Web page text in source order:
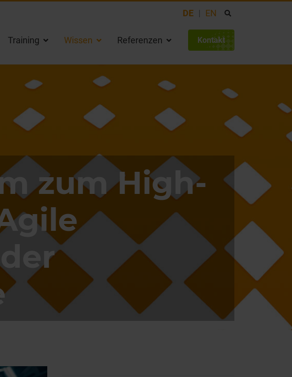
DE EN
Training Wissen Referenzen Kontakt
zum High-